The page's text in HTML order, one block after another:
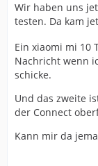
Wir haben uns
testen. Da kam
Ein xiaomi mi 10
Nachricht wenn
schicke.
Und das zweite
der Connect
Kann mir da